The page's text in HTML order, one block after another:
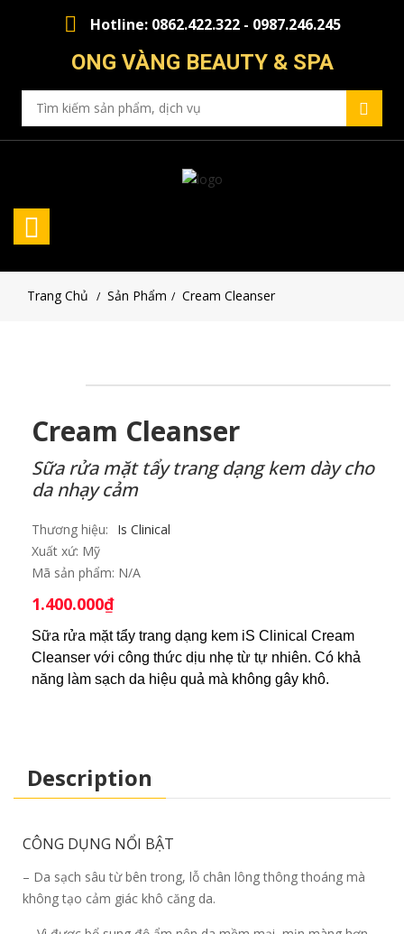
Hotline: 0862.422.322 - 0987.246.245
ONG VÀNG BEAUTY & SPA
Trang Chủ / Sản Phẩm / Cream Cleanser
Cream Cleanser
Sữa rửa mặt tẩy trang dạng kem dày cho
da nhạy cảm
Thương hiệu:
Is Clinical
Xuất xứ: Mỹ
Mã sản phẩm: N/A
1.400.000₫
Sữa rửa mặt tẩy trang dạng kem iS Clinical Cream
Cleanser với công thức dịu nhẹ từ tự nhiên. Có khả
năng làm sạch da hiệu quả mà không gây khô.
Description
CÔNG DỤNG NỔI BẬT
– Da sạch sâu từ bên trong, lỗ chân lông thông thoáng mà
không tạo cảm giác khô căng da.